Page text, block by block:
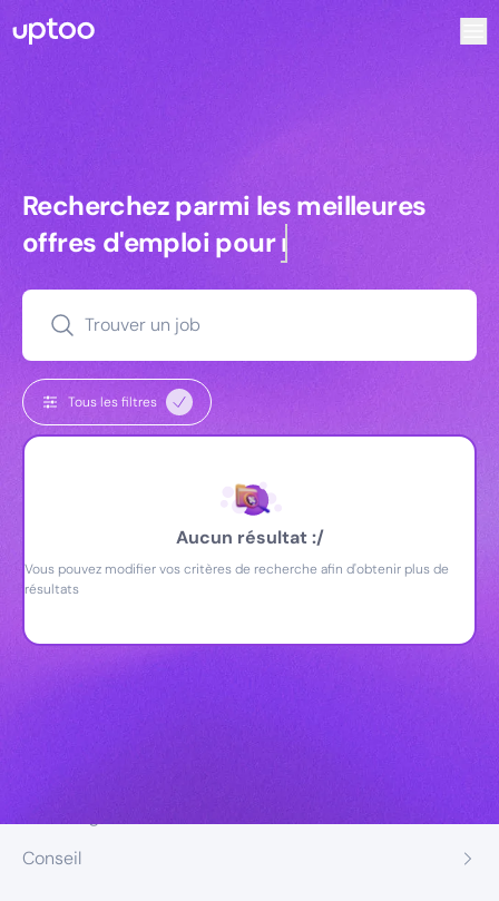
Recherchez parmi les meilleures
Recherchez parmi les meilleures
offres d'emploi pourcommerciaux
Trouver un job
Tous les filtres
Aucun résultat :/
Vous pouvez modifier vos critères de recherche afin d'obtenir plus de
résultats
Conseil